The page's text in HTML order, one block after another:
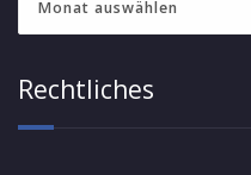
Rechtliches